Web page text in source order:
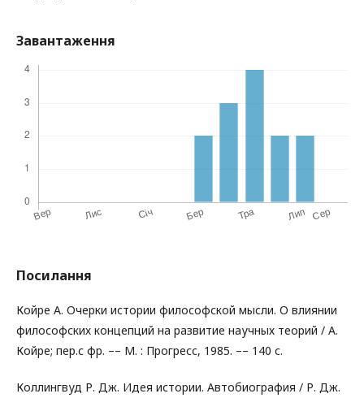
Завантаження
Посилання
Койре А. Очерки истории философской мысли. О влиянии
философских концепций на развитие научных теорий / А.
Койре; пер.с фр. –– М. : Прогресс, 1985. –– 140 с.
Коллингвуд Р. Дж. Идея истории. Автобиография / Р. Дж.